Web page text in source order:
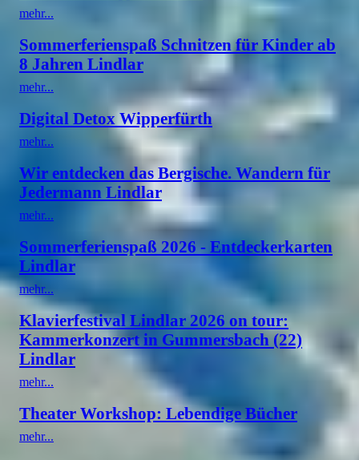
mehr...
Sommerferienspaß Schnitzen für Kinder ab
8 Jahren Lindlar
mehr...
Digital Detox Wipperfürth
mehr...
Wir entdecken das Bergische. Wandern für
Jedermann Lindlar
mehr...
Sommerferienspaß 2026 - Entdeckerkarten
Lindlar
mehr...
Klavierfestival Lindlar 2026 on tour:
Kammerkonzert in Gummersbach (22)
Lindlar
mehr...
Theater Workshop: Lebendige Bücher
mehr...